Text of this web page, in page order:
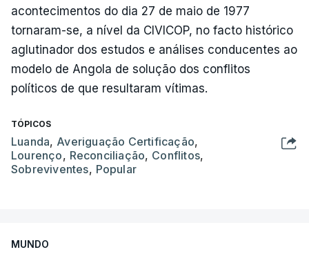
acontecimentos do dia 27 de maio de 1977
tornaram-se, a nível da CIVICOP, no facto histórico
aglutinador dos estudos e análises conducentes ao
modelo de Angola de solução dos conflitos
políticos de que resultaram vítimas.
TÓPICOS
Luanda, Averiguação Certificação,
Lourenço, Reconciliação, Conflitos,
Sobreviventes, Popular
MUNDO